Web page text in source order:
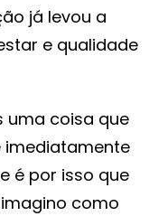
já levou a
e qualidade
uma coisa que
imediatamente
é por isso que
como